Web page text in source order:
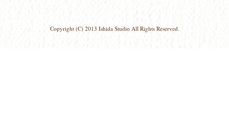
Copyright (C) 2013 Ishida Studio All Rights Reserved.